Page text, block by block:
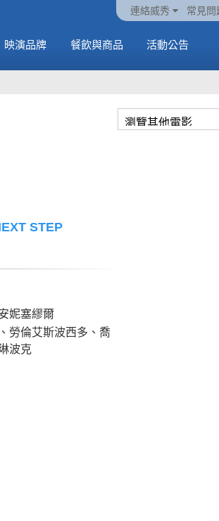
連絡威秀 常見問
MORE
火熱預售中《橡樹街
末日》
MORE
映演品牌 餐飲與商品
MORE
🥤威秀獨家電影套餐
🥤全台熱賣中
MORE
活動公告
STEP
妮塞繆爾
勞倫艾斯波西多、喬
波克